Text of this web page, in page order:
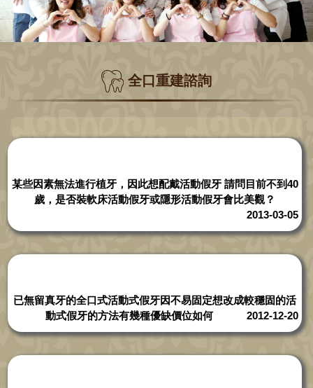
全口重建諮詢
某些因素無法進行植牙，因此想配戴活動假牙 請問目前不到40
歲，是否裝軟床活動假牙或隱形活動假牙會比美觀？
2013-03-05
已無留真牙的全口式活動式假牙因不易固定想改成較穩固的活
動式假牙的方法有幾種優缺價位如何
2012-12-20